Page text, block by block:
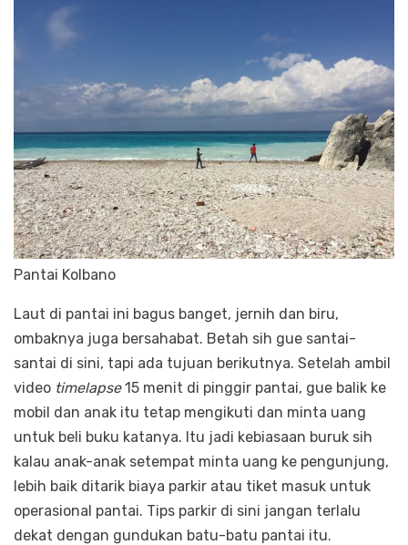
Pantai Kolbano
Laut di pantai ini bagus banget, jernih dan biru,
ombaknya juga bersahabat. Betah sih gue santai-
santai di sini, tapi ada tujuan berikutnya. Setelah ambil
video timelapse15 menit di pinggir pantai, gue balik ke
mobil dan anak itu tetap mengikuti dan minta uang
untuk beli buku katanya. Itu jadi kebiasaan buruk sih
kalau anak-anak setempat minta uang ke pengunjung,
lebih baik ditarik biaya parkir atau tiket masuk untuk
operasional pantai. Tips parkir di sini jangan terlalu
dekat dengan gundukan batu-batu pantai itu.